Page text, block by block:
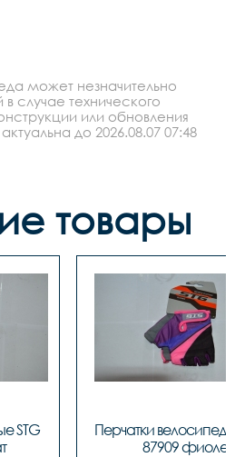
может незначительно
в случае технического
или обновления
до 2026.08.07 07:48
товары
STG
Перчатки
87909 фиолет